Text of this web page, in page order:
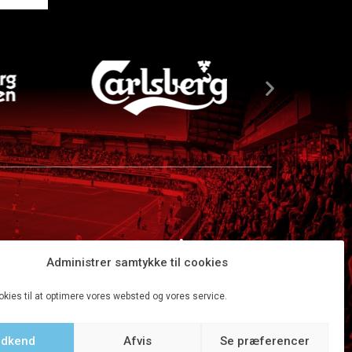
Administrer samtykke til cookies
til at optimere vores websted og vores service.
Afvis Se præferencer